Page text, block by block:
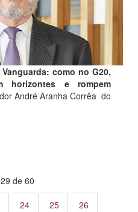
como no G20,
horizontes e rompem
André Aranha Corrêa do
de 60
24 25 26